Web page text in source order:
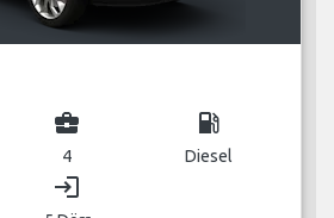
business_center
4
local_gas_station
Diesel
login